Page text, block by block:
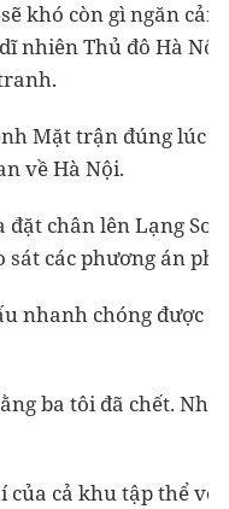
khó còn gì ngăn cản
nhiên Thủ đô Hà Nội
Mặt trận đúng lúc
về Hà Nội.
chân lên Lạng
các phương án
nhanh chóng được
ba tôi đã chết.
của cả khu tập thể